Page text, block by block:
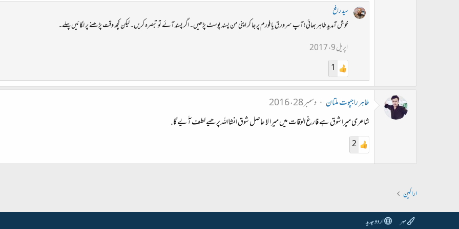
سید رافع
خوش آمدید طاہر بھائی! آپ سرورق یا فورم پر جا کر اپنی من پسند پوسٹ پڑھیں۔ اگر پسند آئے تو تبصرہ کریں۔ لیکن کچھ وقت پڑھنے پر لگائیں پہلے۔
اپریل 9، 2017
1
طاہر راجپوت ملتان
دسمبر 28، 2016
شاعری میرا شوق ہے فارغ الوقات میں میرا لا حاصل شوق انشاالله پرھیے لطف آٰیے گا.
2
اراکین
مہر
اردو جدید